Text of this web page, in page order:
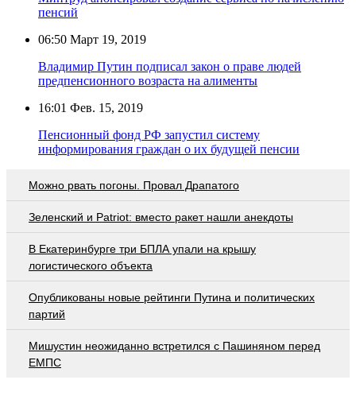
пенсий
06:50 Март 19, 2019
Владимир Путин подписал закон о праве людей
предпенсионного возраста на алименты
16:01 Фев. 15, 2019
Пенсионный фонд РФ запустил систему
информирования граждан о их будущей пенсии
Можно рвать погоны. Провал Драпатого
Зеленский и Patriot: вместо ракет нашли анекдоты
В Екатеринбурге три БПЛА упали на крышу
логистического объекта
Опубликованы новые рейтинги Путина и политических
партий
Мишустин неожиданно встретился с Пашиняном перед
ЕМПС